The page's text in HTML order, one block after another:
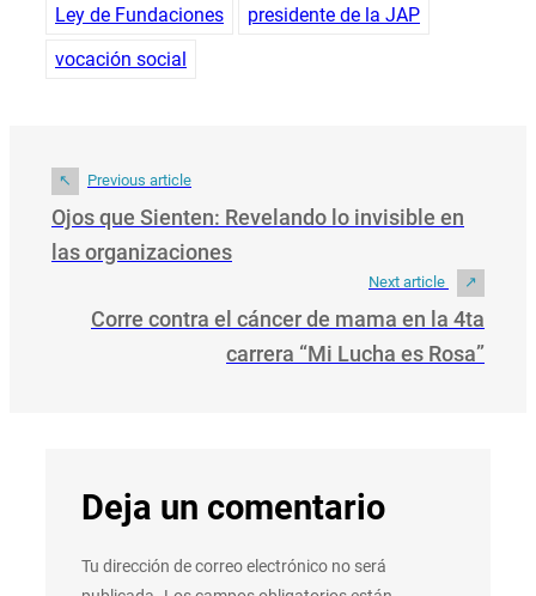
Ley de Fundaciones
presidente de la JAP
vocación social
Previous article
Ojos que Sienten: Revelando lo invisible en
las organizaciones
Next article
Corre contra el cáncer de mama en la 4ta
carrera “Mi Lucha es Rosa”
Deja un comentario
Tu dirección de correo electrónico no será